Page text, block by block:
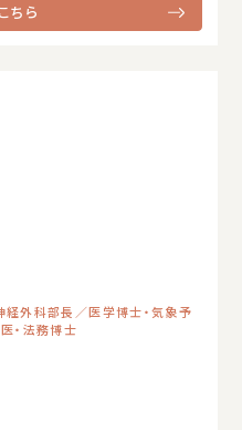
ちら
外科部長／医学博士・気象予
・法務博士